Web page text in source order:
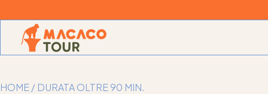
the
content
HOME/ DURATA OLTRE 90 MIN.